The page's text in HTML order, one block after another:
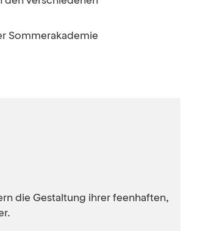
Sommerakademie
die Gestaltung ihrer feenhaften,